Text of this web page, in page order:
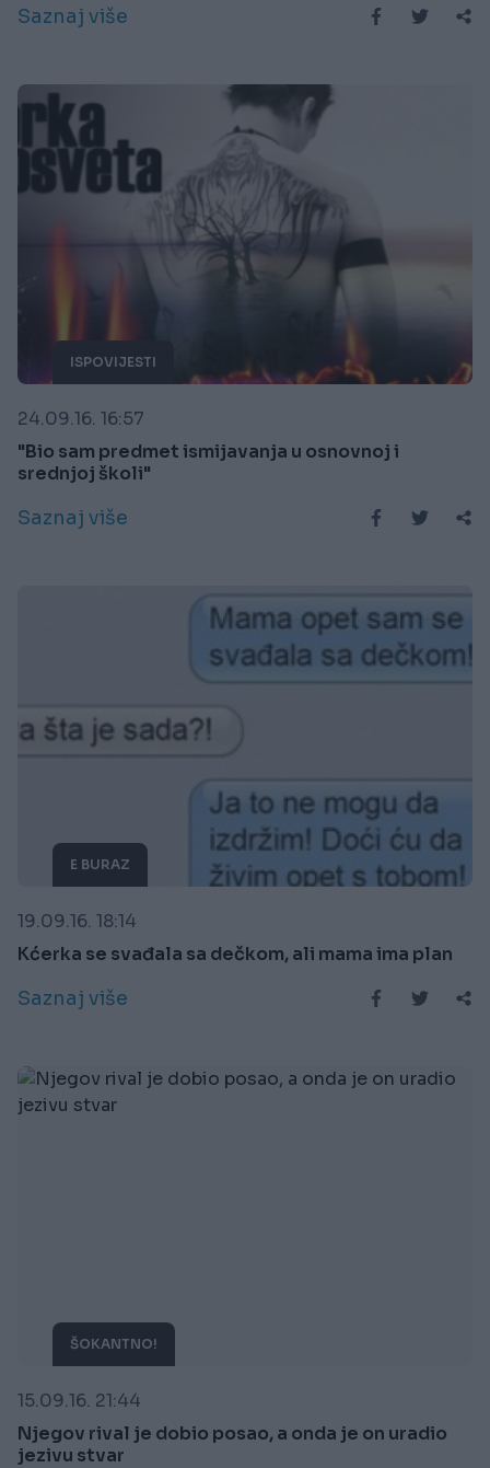
Saznaj više
ISPOVIJESTI
24.09.16. 16:57
"Bio sam predmet ismijavanja u osnovnoj i
srednjoj školi"
Saznaj više
E BURAZ
19.09.16. 18:14
Kćerka se svađala sa dečkom, ali mama ima plan
Saznaj više
ŠOKANTNO!
15.09.16. 21:44
Njegov rival je dobio posao, a onda je on uradio
jezivu stvar